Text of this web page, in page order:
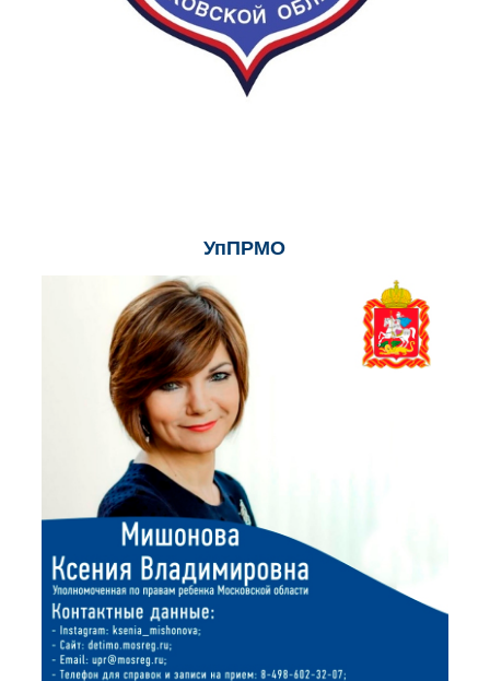
УпПРМО